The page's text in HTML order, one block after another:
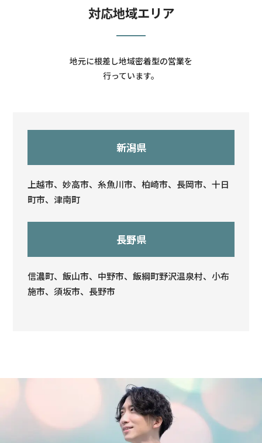
対応地域エリア
地元に根差し地域密着型の営業を
行っています。
新潟県
上越市、妙高市、糸魚川市、柏崎市、長岡市、十日
町市、津南町
長野県
信濃町、飯山市、中野市、飯綱町野沢温泉村、小布
施市、須坂市、長野市